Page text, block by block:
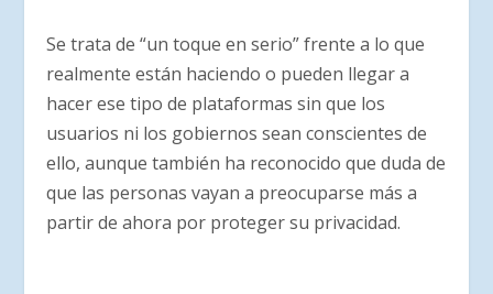
Se trata de “un toque en serio” frente a lo que
realmente están haciendo o pueden llegar a
hacer ese tipo de plataformas sin que los
usuarios ni los gobiernos sean conscientes de
ello, aunque también ha reconocido que duda de
que las personas vayan a preocuparse más a
partir de ahora por proteger su privacidad.